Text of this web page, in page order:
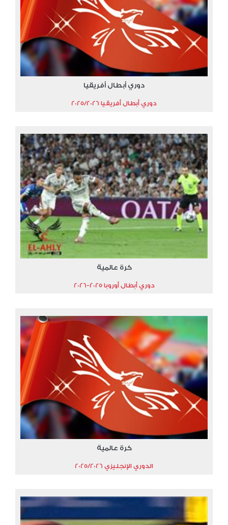
دوري أبطال أفريقيا
دوري أبطال أفريقيا 2025/2026
كرة عالمية
دوري أبطال أوروبا 2025-2026
كرة عالمية
الدوري الإنجليزي 2025/2026